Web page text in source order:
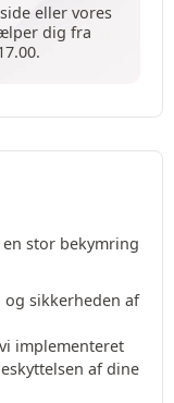
eller vores
dig fra
stor bekymring
sikkerheden af
implementeret
af dine